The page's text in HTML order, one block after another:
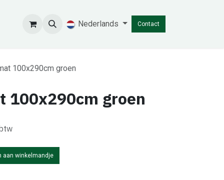
Nederlands Contact
100x290cm groen
100x290cm groen
aan winkelmandje